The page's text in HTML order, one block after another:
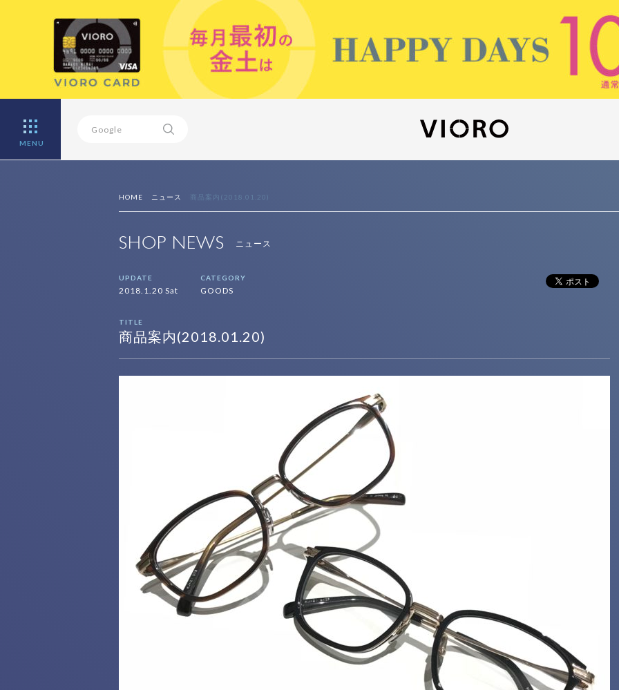
MENU
HOME ニュース 商品案内(2018.01.20)
SHOP NEWS ニュース
UPDATE
2018.1.20 Sat
CATEGORY
GOODS
TITLE
商品案内(2018.01.20)